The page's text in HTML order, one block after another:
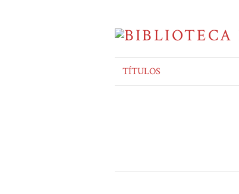
TÍTULOS